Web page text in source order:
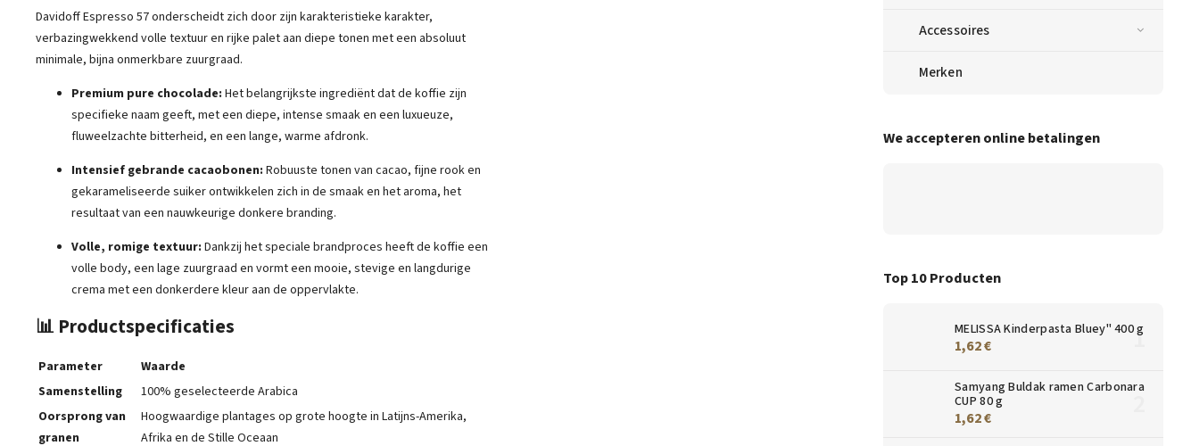
Accessoires
Merken
We accepteren online betalingen
Top 10 Producten
MELISSA Kinderpasta Bluey" 400 g
1,62 €
Samyang Buldak ramen Carbonara
CUP 80 g
1,62 €
Davidoff Espresso 57 onderscheidt zich door zijn karakteristieke karakter,
verbazingwekkend volle textuur en rijke palet aan diepe tonen met een absoluut
minimale, bijna onmerkbare zuurgraad.
Premium pure chocolade: Het belangrijkste ingrediënt dat de koffie zijn
specifieke naam geeft, met een diepe, intense smaak en een luxueuze,
fluweelzachte bitterheid, en een lange, warme afdronk.
Intensief gebrande cacaobonen: Robuuste tonen van cacao, fijne rook en
gekarameliseerde suiker ontwikkelen zich in de smaak en het aroma, het
resultaat van een nauwkeurige donkere branding.
Volle, romige textuur: Dankzij het speciale brandproces heeft de koffie een
volle body, een lage zuurgraad en vormt een mooie, stevige en langdurige
crema met een donkerdere kleur aan de oppervlakte.
📊 Productspecificaties
Parameter
Waarde
Samenstelling
100% geselecteerde Arabica
Oorsprong van
granen
Hoogwaardige plantages op grote hoogte in Latijns-Amerika,
Afrika en de Stille Oceaan